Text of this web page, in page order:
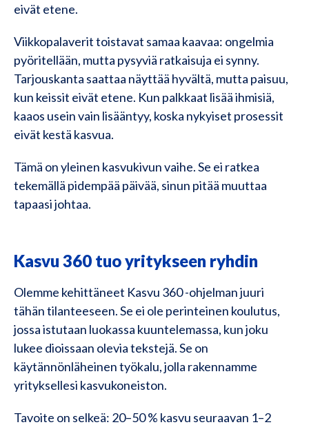
eivät etene.
Viikkopalaverit toistavat samaa kaavaa: ongelmia
pyöritellään, mutta pysyviä ratkaisuja ei synny.
Tarjouskanta saattaa näyttää hyvältä, mutta paisuu,
kun keissit eivät etene. Kun palkkaat lisää ihmisiä,
kaaos usein vain lisääntyy, koska nykyiset prosessit
eivät kestä kasvua.
Tämä on yleinen kasvukivun vaihe. Se ei ratkea
tekemällä pidempää päivää, sinun pitää muuttaa
tapaasi johtaa.
Kasvu 360 tuo yritykseen ryhdin
Olemme kehittäneet Kasvu 360 -ohjelman juuri
tähän tilanteeseen. Se ei ole perinteinen koulutus,
jossa istutaan luokassa kuuntelemassa, kun joku
lukee dioissaan olevia tekstejä. Se on
käytännönläheinen työkalu, jolla rakennamme
yrityksellesi kasvukoneiston.
Tavoite on selkeä: 20–50 % kasvu seuraavan 1–2